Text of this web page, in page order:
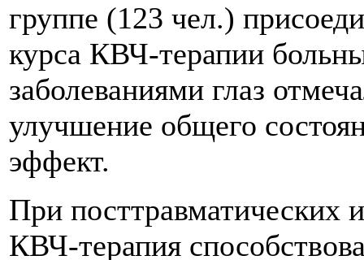
группе (123 чел.)
курса КВЧ-терапии
заболеваниями глаз
улучшение общего
эффект.
При посттравматических
КВЧ-терапия